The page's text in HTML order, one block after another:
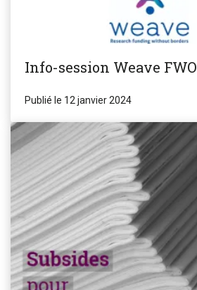
Info-session Weave
Publié le 12 janvier 2024